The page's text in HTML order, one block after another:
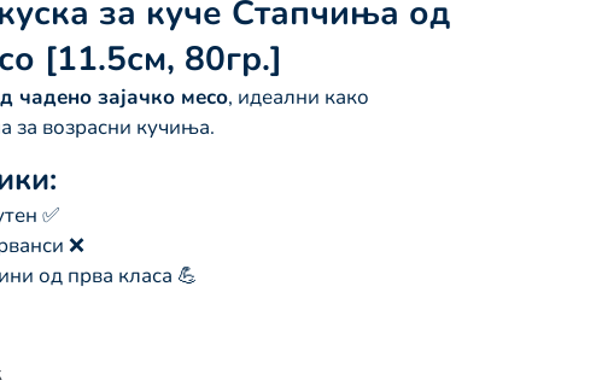
за куче Стапчиња од
[11.5см, 80гр.]
чадено зајачко месо, идеални како
за возрасни кучиња.
✅
❌
од прва класа 💪